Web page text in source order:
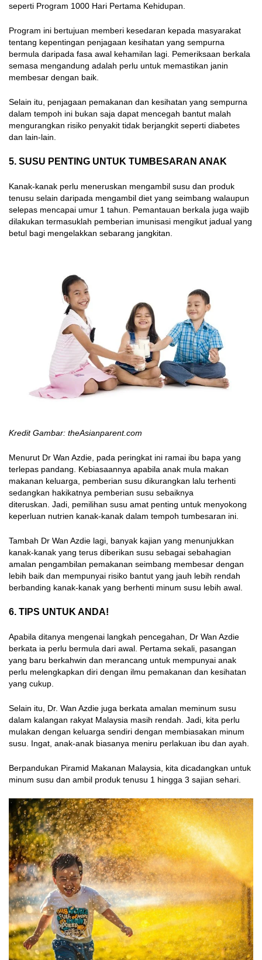
seperti Program 1000 Hari Pertama Kehidupan.
Program ini bertujuan memberi kesedaran kepada masyarakat
tentang kepentingan penjagaan kesihatan yang sempurna
bermula daripada fasa awal kehamilan lagi. Pemeriksaan berkala
semasa mengandung adalah perlu untuk memastikan janin
membesar dengan baik.
Selain itu, penjagaan pemakanan dan kesihatan yang sempurna
dalam tempoh ini bukan saja dapat mencegah bantut malah
mengurangkan risiko penyakit tidak berjangkit seperti diabetes
dan lain-lain.
5. SUSU PENTING UNTUK TUMBESARAN ANAK
Kanak-kanak perlu meneruskan mengambil susu dan produk
tenusu selain daripada mengambil diet yang seimbang walaupun
selepas mencapai umur 1 tahun. Pemantauan berkala juga wajib
dilakukan termasuklah pemberian imunisasi mengikut jadual yang
betul bagi mengelakkan sebarang jangkitan.
Kredit Gambar: theAsianparent.com
Menurut Dr Wan Azdie, pada peringkat ini ramai ibu bapa yang
terlepas pandang. Kebiasaannya apabila anak mula makan
makanan keluarga, pemberian susu dikurangkan lalu terhenti
sedangkan hakikatnya pemberian susu sebaiknya
diteruskan. Jadi, pemilihan susu amat penting untuk menyokong
keperluan nutrien kanak-kanak dalam tempoh tumbesaran ini.
Tambah Dr Wan Azdie lagi, banyak kajian yang menunjukkan
kanak-kanak yang terus diberikan susu sebagai sebahagian
amalan pengambilan pemakanan seimbang membesar dengan
lebih baik dan mempunyai risiko bantut yang jauh lebih rendah
berbanding kanak-kanak yang berhenti minum susu lebih awal.
6. TIPS UNTUK ANDA!
Apabila ditanya mengenai langkah pencegahan, Dr Wan Azdie
berkata ia perlu bermula dari awal. Pertama sekali, pasangan
yang baru berkahwin dan merancang untuk mempunyai anak
perlu melengkapkan diri dengan ilmu pemakanan dan kesihatan
yang cukup.
Selain itu, Dr. Wan Azdie juga berkata amalan meminum susu
dalam kalangan rakyat Malaysia masih rendah. Jadi, kita perlu
mulakan dengan keluarga sendiri dengan membiasakan minum
susu. Ingat, anak-anak biasanya meniru perlakuan ibu dan ayah.
Berpandukan Piramid Makanan Malaysia, kita dicadangkan untuk
minum susu dan ambil produk tenusu 1 hingga 3 sajian sehari.